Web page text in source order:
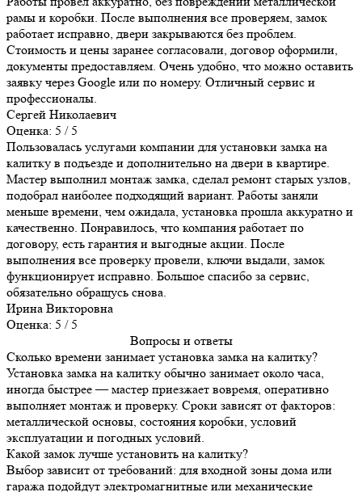
рамы и коробки. После выполнения все проверяем, замок
работает исправно, двери закрываются без проблем.
Стоимость и цены заранее согласовали, договор оформили,
документы предоставляем. Очень удобно, что можно оставить
заявку через Google или по номеру. Отличный сервис и
профессионалы.
Сергей Николаевич
Оценка: 5 / 5
Пользовалась услугами компании для установки замка на
калитку в подъезде и дополнительно на двери в квартире.
Мастер выполнил монтаж замка, сделал ремонт старых узлов,
подобрал наиболее подходящий вариант. Работы заняли
меньше времени, чем ожидала, установка прошла аккуратно и
качественно. Понравилось, что компания работает по
договору, есть гарантия и выгодные акции. После
выполнения все проверку провели, ключи выдали, замок
функционирует исправно. Большое спасибо за сервис,
обязательно обращусь снова.
Ирина Викторовна
Оценка: 5 / 5
Вопросы и ответы
Сколько времени занимает установка замка на калитку?
Установка замка на калитку обычно занимает около часа,
иногда быстрее — мастер приезжает вовремя, оперативно
выполняет монтаж и проверку. Сроки зависят от факторов:
металлической основы, состояния коробки, условий
эксплуатации и погодных условий.
Какой замок лучше установить на калитку?
Выбор зависит от требований: для входной зоны дома или
гаража подойдут электромагнитные или механические